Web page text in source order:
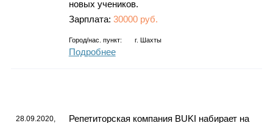
новых учеников.
Зарплата: 30000 руб.
Город/нас. пункт: г. Шахты
Подробнее
28.09.2020,
Репетиторская компания BUKI набирает на